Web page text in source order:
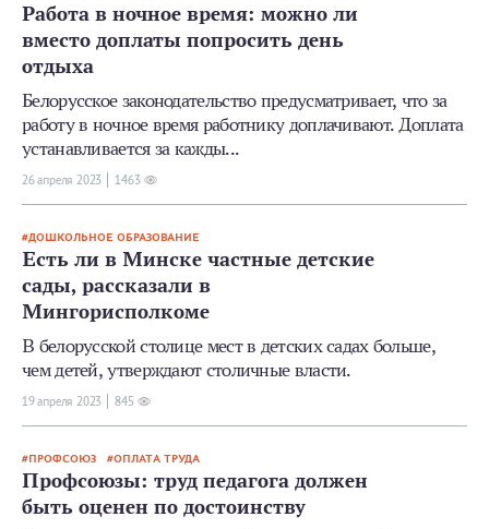
Работа в ночное время: можно ли
вместо доплаты попросить день
отдыха
Белорусское законодательство предусматривает, что за
работу в ночное время работнику доплачивают. Доплата
устанавливается за кажды...
26 апреля 2023 1463
ДОШКОЛЬНОЕ ОБРАЗОВАНИЕ
Есть ли в Минске частные детские
сады, рассказали в
Мингорисполкоме
В белорусской столице мест в детских садах больше,
чем детей, утверждают столичные власти.
19 апреля 2023 845
ПРОФСОЮЗ ОПЛАТА ТРУДА
Профсоюзы: труд педагога должен
быть оценен по достоинству